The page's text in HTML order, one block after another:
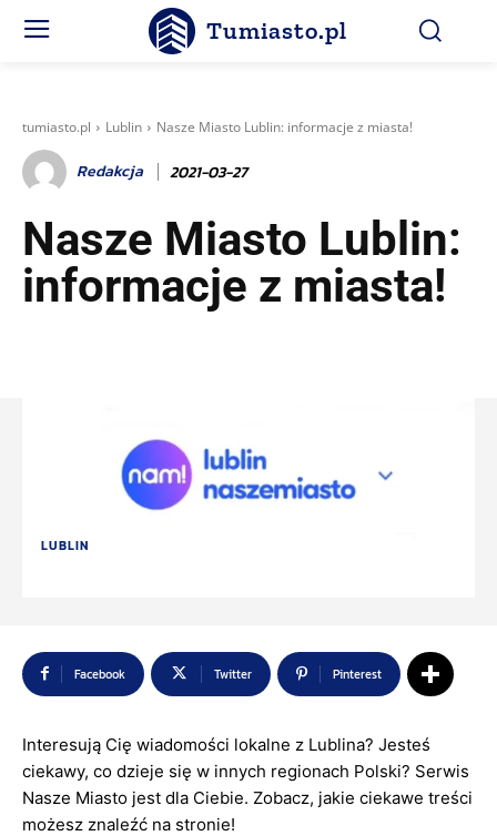
Tumiasto.pl
tumiasto.pl Lublin Nasze Miasto Lublin: informacje z miasta!
Redakcja 2021-03-27
Nasze Miasto Lublin:
informacje z miasta!
LUBLIN
Facebook Twitter Pinterest
Interesują Cię wiadomości lokalne z Lublina? Jesteś
ciekawy, co dzieje się w innych regionach Polski? Serwis
Nasze Miasto jest dla Ciebie. Zobacz, jakie ciekawe treści
możesz znaleźć na stronie!